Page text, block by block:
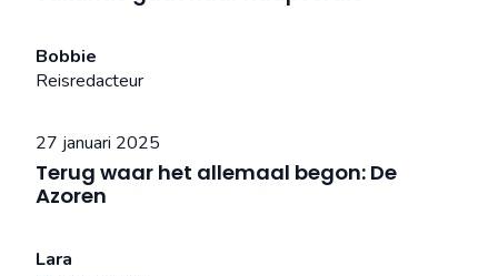
Bobbie
Reisredacteur
27 januari 2025
Terug waar het allemaal begon: De
Azoren
Lara